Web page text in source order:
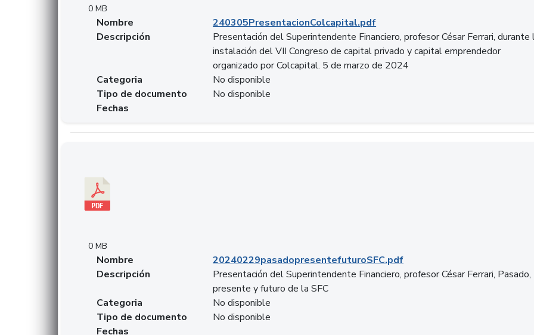
0 MB
Nombre
240305PresentacionColcapital.pdf
Descripción
Presentación del Superintendente Financiero, profesor César Ferrari, durante
instalación del VII Congreso de capital privado y capital emprendedor
organizado por Colcapital. 5 de marzo de 2024
Categoria
No disponible
Tipo de documento
No disponible
Fechas
0 MB
Nombre
20240229pasadopresentefuturoSFC.pdf
Descripción
Presentación del Superintendente Financiero, profesor César Ferrari, Pasado,
presente y futuro de la SFC
Categoria
No disponible
Tipo de documento
No disponible
Fechas